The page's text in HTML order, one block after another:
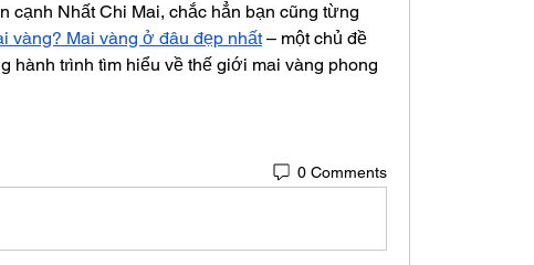
cạnh Nhất Chi Mai, chắc hẳn bạn cũng từng
vàng? Mai vàng ở đâu đẹp nhất – một chủ đề
hành trình tìm hiểu về thế giới mai vàng phong
0 Comments